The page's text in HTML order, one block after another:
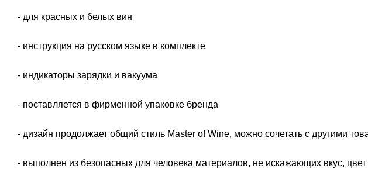
- для красных и белых вин
- инструкция на русском языке в комплекте
- индикаторы зарядки и вакуума
- поставляется в фирменной упаковке бренда
- дизайн продолжает общий стиль Master of Wine, можно сочетать с другими
- выполнен из безопасных для человека материалов, не искажающих вкус, цвет